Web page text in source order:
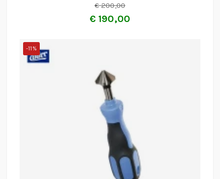
€200,00
€190,00
-11%